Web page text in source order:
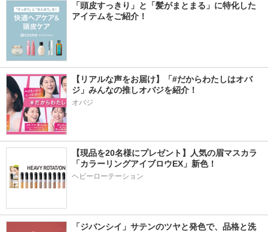
「頭皮すっきり」と「髪がまとまる」に特化した
アイテムをご紹介！
【リアルな声をお届け】「#だからわたしはオバ
ジ」みんなの推しオバジを紹介！
オバジ
【現品を20名様にプレゼント】人気の眉マスカラ
「カラーリングアイブロウEX」新色！
ヘビーローテーション
「ジバンシイ」サテンのツヤと発色で、品格と洗